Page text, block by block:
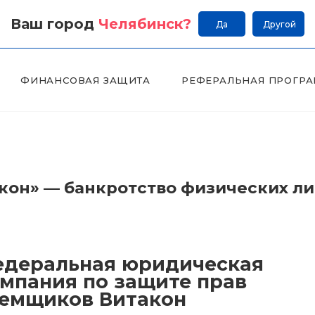
Ваш город Челябинск? Да Другой
ФИНАНСОВАЯ ЗАЩИТА РЕФЕРАЛЬНАЯ
— банкротство физических
юридическая
по защите прав
Витакон